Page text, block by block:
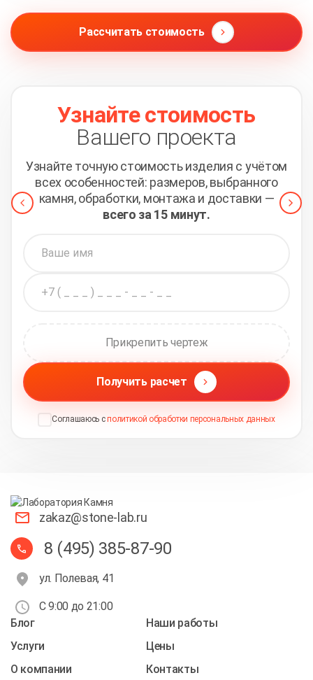
Рассчитать стоимость
Узнайте стоимость
Вашего проекта
Узнайте точную стоимость изделия с учётом
всех особенностей: размеров, выбранного
камня, обработки, монтажа и доставки —
всего за 15 минут.
Прикрепить чертеж
Получить расчет
Соглашаюсь сполитикой обработки персональных данных
zakaz@stone-lab.ru
8 (495) 385-87-90
ул. Полевая, 41
С 9:00 до 21:00
Блог
Наши работы
Услуги
Цены
О компании
Контакты